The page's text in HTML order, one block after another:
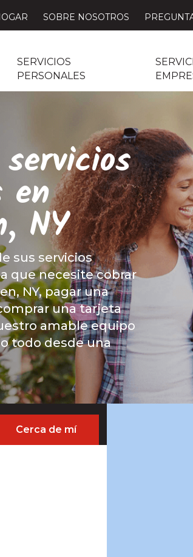
SOBRE NOSOTROS
SERVICIOS
PERSONALES
en
NY
sus servicios
que necesite cobrar
NY, pagar una
una tarjeta
amable equipo
todo desde una
Cerca de mí